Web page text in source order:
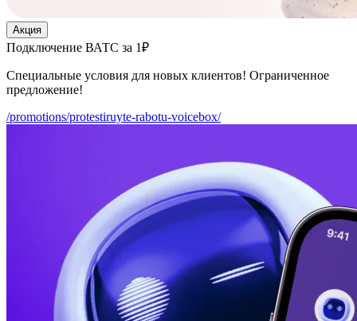
Акция
Подключение ВАТС за 1₽
Специальные условия для новых клиентов! Ограниченное
предложение!
/promotions/protestiruyte-rabotu-voicebox/